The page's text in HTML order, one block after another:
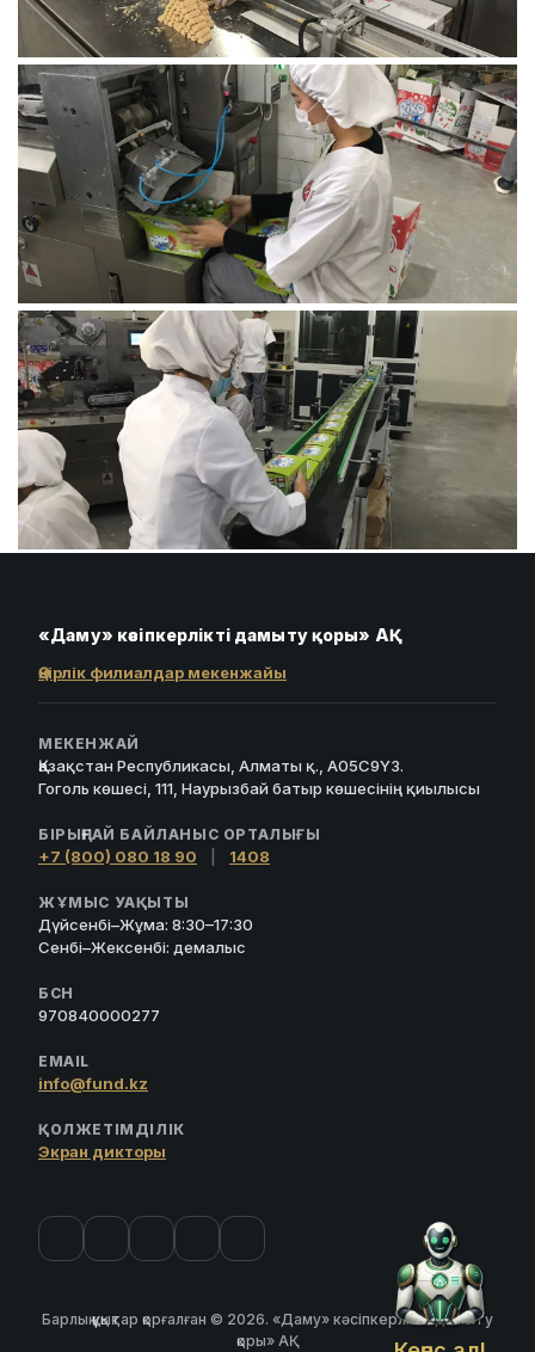
«Даму» кәсіпкерлікті дамыту қоры» АҚ
Өңірлік филиалдар мекенжайы
МЕКЕНЖАЙ
Қазақстан Республикасы, Алматы қ., A05C9Y3.
Гоголь көшесі, 111, Наурызбай батыр көшесінің қиылысы
БІРЫҢҒАЙ БАЙЛАНЫС ОРТАЛЫҒЫ
+7 (800) 080 18 90 1408
ЖҰМЫС УАҚЫТЫ
Дүйсенбі–Жұма: 8:30–17:30
Сенбі–Жексенбі: демалыс
БСН
970840000277
EMAIL
info@fund.kz
ҚОЛЖЕТІМДІЛІК
Экран дикторы
Барлық құқықтар қорғалған © 2026. «Даму» кәсіпкерлікті дамыту
қоры» АҚ